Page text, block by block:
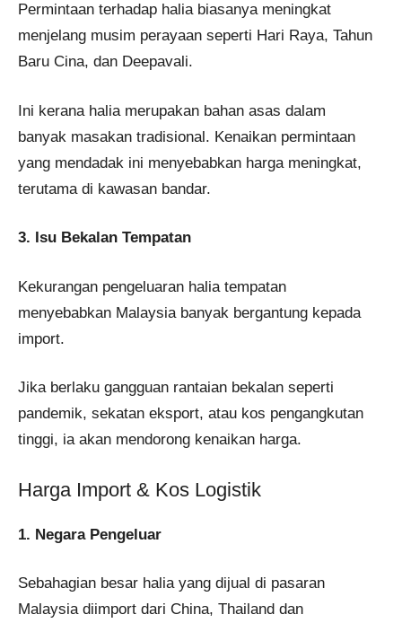
Permintaan terhadap halia biasanya meningkat
menjelang musim perayaan seperti Hari Raya, Tahun
Baru Cina, dan Deepavali.
Ini kerana halia merupakan bahan asas dalam
banyak masakan tradisional. Kenaikan permintaan
yang mendadak ini menyebabkan harga meningkat,
terutama di kawasan bandar.
3. Isu Bekalan Tempatan
Kekurangan pengeluaran halia tempatan
menyebabkan Malaysia banyak bergantung kepada
import.
Jika berlaku gangguan rantaian bekalan seperti
pandemik, sekatan eksport, atau kos pengangkutan
tinggi, ia akan mendorong kenaikan harga.
Harga Import & Kos Logistik
1. Negara Pengeluar
Sebahagian besar halia yang dijual di pasaran
Malaysia diimport dari China, Thailand dan